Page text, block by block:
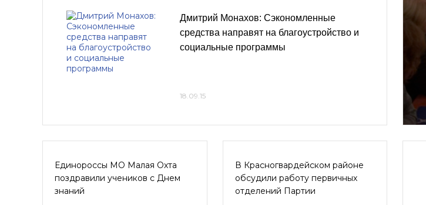
Дмитрий Монахов: Сэкономленные
средства направят на благоустройство и
социальные программы
18.09.15
Единороссы МО Малая Охта
поздравили учеников с Днем
знаний
В Красногвардейском районе
обсудили работу первичных
отделений Партии